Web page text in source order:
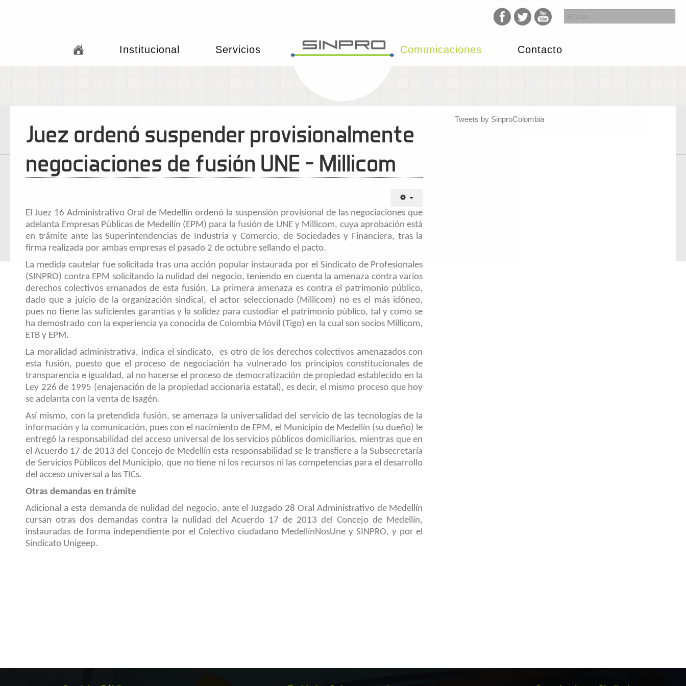
Institucional Servicios Comunicaciones Contacto
Juez ordenó suspender provisionalmente
negociaciones de fusión UNE - Millicom
El Juez 16 Administrativo Oral de Medellín ordenó la suspensión provisional de las negociaciones que
adelanta Empresas Públicas de Medellín (EPM) para la fusión de UNE y Millicom, cuya aprobación está
en trámite ante las Superintendencias de Industria y Comercio, de Sociedades y Financiera, tras la
firma realizada por ambas empresas el pasado 2 de octubre sellando el pacto.
La medida cautelar fue solicitada tras una acción popular instaurada por el Sindicato de Profesionales
(SINPRO) contra EPM solicitando la nulidad del negocio, teniendo en cuenta la amenaza contra varios
derechos colectivos emanados de esta fusión. La primera amenaza es contra el patrimonio público,
dado que a juicio de la organización sindical, el actor seleccionado (Millicom) no es el más idóneo,
pues no tiene las suficientes garantías y la solidez para custodiar el patrimonio público, tal y como se
ha demostrado con la experiencia ya conocida de Colombia Móvil (Tigo) en la cual son socios Millicom,
ETB y EPM.
La moralidad administrativa, indica el sindicato, es otro de los derechos colectivos amenazados con
esta fusión, puesto que el proceso de negociación ha vulnerado los principios constitucionales de
transparencia e igualdad, al no hacerse el proceso de democratización de propiedad establecido en la
Ley 226 de 1995 (enajenación de la propiedad accionaria estatal), es decir, el mismo proceso que hoy
se adelanta con la venta de Isagén.
Así mismo, con la pretendida fusión, se amenaza la universalidad del servicio de las tecnologías de la
información y la comunicación, pues con el nacimiento de EPM, el Municipio de Medellín (su dueño) le
entregó la responsabilidad del acceso universal de los servicios públicos domiciliarios, mientras que en
el Acuerdo 17 de 2013 del Concejo de Medellín esta responsabilidad se le transfiere a la Subsecretaría
de Servicios Públicos del Municipio, que no tiene ni los recursos ni las competencias para el desarrollo
del acceso universal a las TICs.
Otras demandas en trámite
Adicional a esta demanda de nulidad del negocio, ante el Juzgado 28 Oral Administrativo de Medellín
cursan otras dos demandas contra la nulidad del Acuerdo 17 de 2013 del Concejo de Medellín,
instauradas de forma independiente por el Colectivo ciudadano MedellínNosUne y SINPRO, y por el
Sindicato Unigeep.
Tweets by SinproColombia